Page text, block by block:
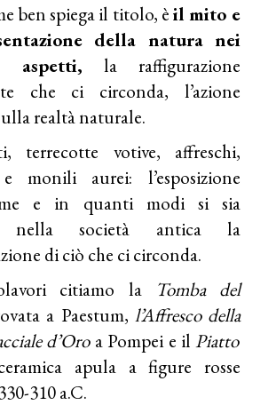
ben spiega il titolo, èil mito e
della natura nei
aspetti, la raffigurazione
che ci circonda, l’azione
realtà naturale.
terrecotte votive, affreschi,
monili aurei: l’esposizione
e in quanti modi si sia
nella società antica la
di ciò che ci circonda.
citiamo la
Tomba del
a Paestum, l’Affresco della
d’Oroa Pompei e ilPiatto
apula a figure rosse
310 a.C.